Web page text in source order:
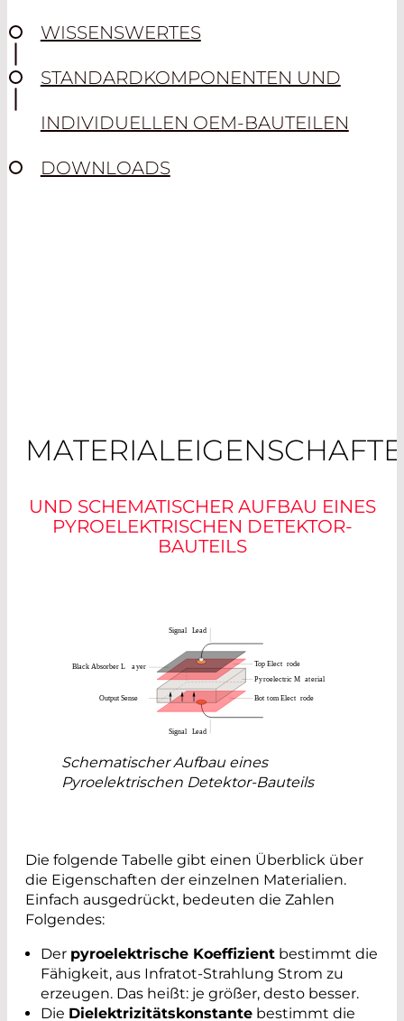
WISSENSWERTES
STANDARDKOMPONENTEN UND
INDIVIDUELLEN OEM-BAUTEILEN
DOWNLOADS
UND SCHEMATISCHER AUFBAU EINES
PYROELEKTRISCHEN DETEKTOR-
BAUTEILS
Schematischer Aufbau eines
Pyroelektrischen Detektor-Bauteils
Die folgende Tabelle gibt einen Überblick über
die Eigenschaften der einzelnen Materialien.
Einfach ausgedrückt, bedeuten die Zahlen
Folgendes:
Der pyroelektrische Koeffizient bestimmt die
Fähigkeit, aus Infratot-Strahlung Strom zu
erzeugen. Das heißt: je größer, desto besser.
Die Dielektrizitätskonstante bestimmt die